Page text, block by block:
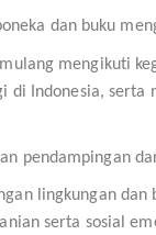
dan buku
mengikuti
Indonesia, serta
pendampingan
lingkungan
serta sosial